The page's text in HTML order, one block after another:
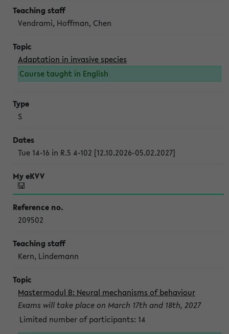
Vendrami, Hoffman, Chen
Adaptation in invasive species
Course taught in English
S
Tue 14-16 in R.5 4-102 [12.10.2026-05.02.2027]
209502
Kern, Lindemann
Mastermodul B: Neural mechanisms of behaviour
Exams will take place on March 17th and 18th, 2027
Limited number of participants: 14